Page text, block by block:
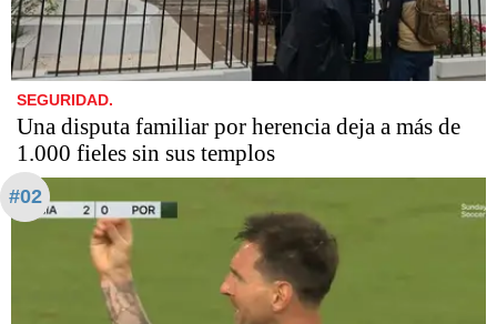
SEGURIDAD.
Una disputa familiar por herencia deja a más de
1.000 fieles sin sus templos
#02